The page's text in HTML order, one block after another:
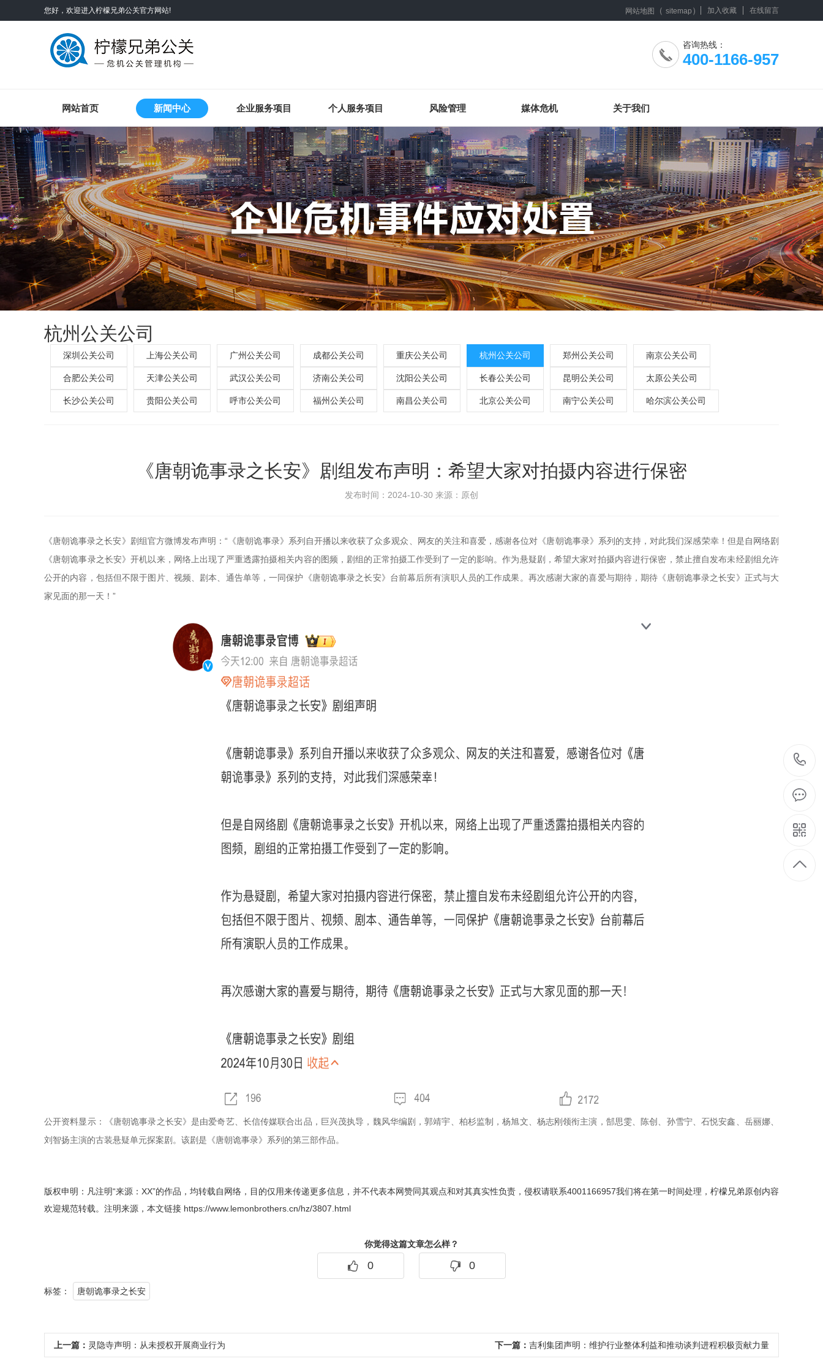
您好，欢迎进入柠檬兄弟公关官方网站! 网站地图 （ sitemap ） 加入收藏 在线留言
咨询热线：
400-1166-957
网站首页 新闻中心 企业服务项目 个人服务项目 风险管理 媒体危机 关于我们
杭州公关公司
深圳公关公司 上海公关公司 广州公关公司 成都公关公司 重庆公关公司 杭州公关公司 郑州公关公司 南京公关公司
合肥公关公司 天津公关公司 武汉公关公司 济南公关公司 沈阳公关公司 长春公关公司 昆明公关公司 太原公关公司
长沙公关公司 贵阳公关公司 呼市公关公司 福州公关公司 南昌公关公司 北京公关公司 南宁公关公司 哈尔滨公关公司
《唐朝诡事录之长安》剧组发布声明：希望大家对拍摄内容进行保密
发布时间：2024-10-30 来源：原创
《唐朝诡事录之长安》剧组官方微博发布声明：“《唐朝诡事录》系列自开播以来收获了众多观众、网友的关注和喜爱，感谢各位对《唐朝诡事录》系列的支持，对此我们深感荣幸！但是自网络剧
《唐朝诡事录之长安》开机以来，网络上出现了严重透露拍摄相关内容的图频，剧组的正常拍摄工作受到了一定的影响。作为悬疑剧，希望大家对拍摄内容进行保密，禁止擅自发布未经剧组允许
公开的内容，包括但不限于图片、视频、剧本、通告单等，一同保护《唐朝诡事录之长安》台前幕后所有演职人员的工作成果。再次感谢大家的喜爱与期待，期待《唐朝诡事录之长安》正式与大
家见面的那一天！”
公开资料显示：《唐朝诡事录之长安》是由爱奇艺、长信传媒联合出品，巨兴茂执导，魏风华编剧，郭靖宇、柏杉监制，杨旭文、杨志刚领衔主演，郜思雯、陈创、孙雪宁、石悦安鑫、岳丽娜、
刘智扬主演的古装悬疑单元探案剧。该剧是《唐朝诡事录》系列的第三部作品。
版权申明：凡注明“来源：XX”的作品，均转载自网络，目的仅用来传递更多信息，并不代表本网赞同其观点和对其真实性负责，侵权请联系4001166957我们将在第一时间处理，柠檬兄弟原创内容
欢迎规范转载。注明来源，本文链接 https://www.lemonbrothers.cn/hz/3807.html
你觉得这篇文章怎么样？
0 0
标签： 唐朝诡事录之长安
上一篇： 灵隐寺声明：从未授权开展商业行为 下一篇： 吉利集团声明：维护行业整体利益和推动谈判进程积极贡献力量